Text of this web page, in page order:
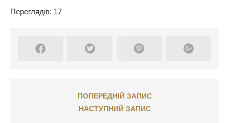
Переглядів: 17
ПОПЕРЕДНІЙ ЗАПИС
НАСТУПНИЙ ЗАПИС